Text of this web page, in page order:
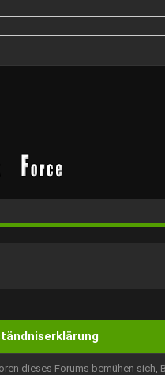
dieses Forums bemühen